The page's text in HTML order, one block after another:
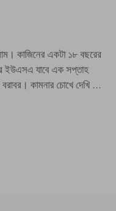
কাজিনের একটা ১৮ বছরের
ইউএসএ যাবে এক সপ্তাহ
কামনার চোখে দেখি …